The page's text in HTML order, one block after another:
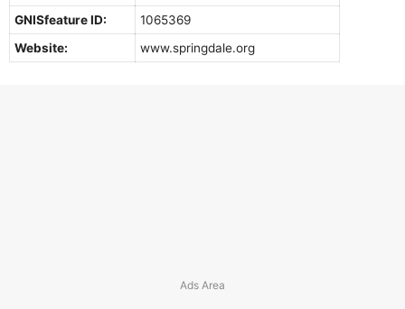
GNISfeature ID:
1065369
Website:
www.springdale.org